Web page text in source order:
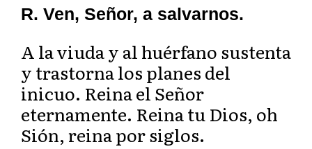
R. Ven, Señor, a salvarnos.
A la viuda y al huérfano sustenta
y trastorna los planes del
inicuo. Reina el Señor
eternamente. Reina tu Dios, oh
Sión, reina por siglos.